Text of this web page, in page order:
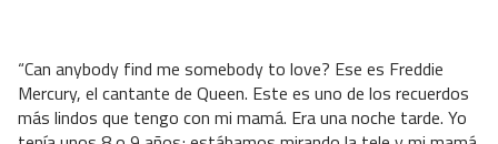
“Can anybody find me somebody to love? Ese es Freddie
Mercury, el cantante de Queen. Este es uno de los recuerdos
más lindos que tengo con mi mamá. Era una noche tarde. Yo